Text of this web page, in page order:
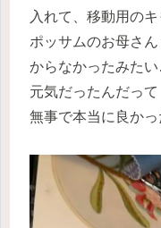
入れて、移動用の
ポッサムのお母さ
からなかったみた
元気だったんだっ
無事で本当に良かっ